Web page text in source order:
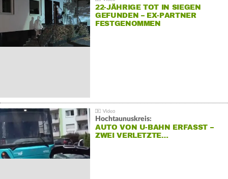
22-JÄHRIGE TOT IN SIEGEN
GEFUNDEN – EX-PARTNER
FESTGENOMMEN
Hochtaunuskreis:
AUTO VON U-BAHN ERFASST –
ZWEI VERLETZTE…